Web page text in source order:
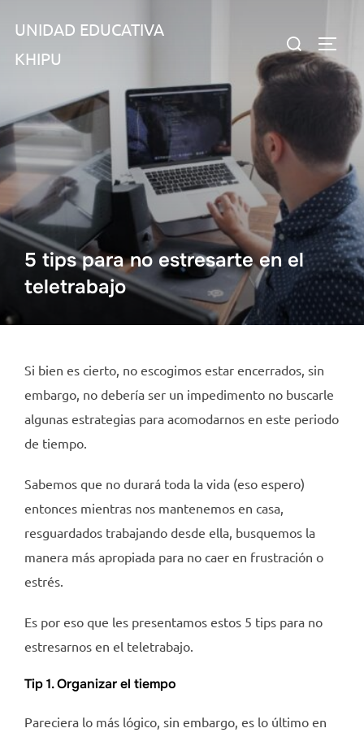
contenido
UNIDAD EDUCATIVA
KHIPU
Buscar:
5 tips para no estresarte en el
teletrabajo
Si bien es cierto, no escogimos estar encerrados, sin
embargo, no debería ser un impedimento no buscarle
algunas estrategias para acomodarnos en este periodo
de tiempo.
Sabemos que no durará toda la vida (eso espero)
entonces mientras nos mantenemos en casa,
resguardados trabajando desde ella, busquemos la
manera más apropiada para no caer en frustración o
estrés.
Es por eso que les presentamos estos 5 tips para no
estresarnos en el teletrabajo.
Tip 1. Organizar el tiempo
Pareciera lo más lógico, sin embargo, es lo último en